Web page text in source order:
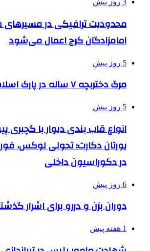
3 روز پیش
محدودیت ترافیکی در
امامزادگان کرج اعمال می‌شود
5 روز پیش
مرگ دختربچه ۷ ساله در پارک اسلامشهر
5 روز پیش
انواع قاب بندی دیوار با
یورتان دکارت؛ تحولی لوکس،
در دکوراسیون داخلی
6 روز پیش
دوران بزن و دررو برای اشرار
1 هفته پیش